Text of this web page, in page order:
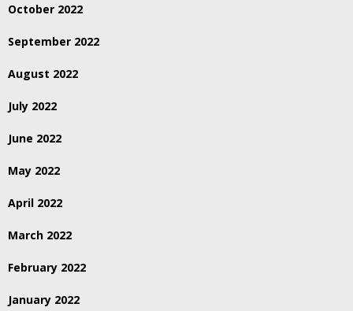
October 2022
September 2022
August 2022
July 2022
June 2022
May 2022
April 2022
March 2022
February 2022
January 2022